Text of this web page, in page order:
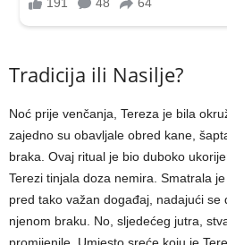
Tradicija ili Nasilje?
Noć prije venčanja, Tereza je bila
zajedno su obavljale obred kane,
braka. Ovaj ritual je bio duboko
Terezi tinjala doza nemira. Smatrala
pred tako važan događaj, nadajući se
njenom braku. No, sljedećeg jutra,